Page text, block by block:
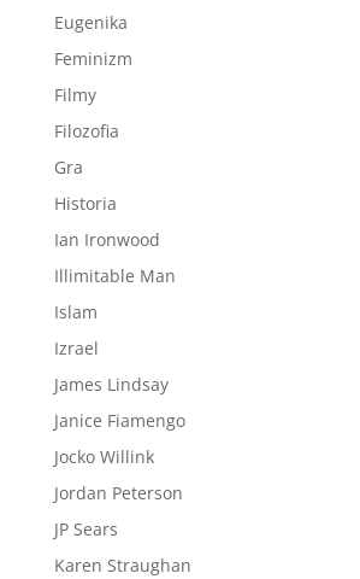
Eugenika
Feminizm
Filmy
Filozofia
Gra
Historia
Ian Ironwood
Illimitable Man
Islam
Izrael
James Lindsay
Janice Fiamengo
Jocko Willink
Jordan Peterson
JP Sears
Karen Straughan